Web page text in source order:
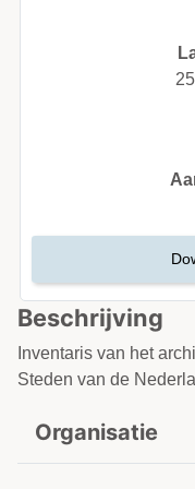
Beschrijving
Inventaris van het
Steden van de
Organisatie